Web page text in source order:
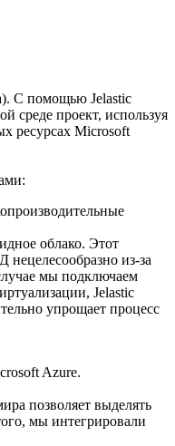
С помощью Jelastic
среде проект, используя
ресурсах Microsoft
облако. Этот
из-за
мы подключаем
Jelastic
упрощает процесс
Azure.
позволяет выделять
мы интегрировали